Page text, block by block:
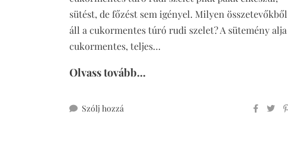
sütést, de főzést sem igényel. Milyen összetevőkből
áll a cukormentes túró rudi szelet? A sütemény alja
cukormentes, teljes…
Olvass tovább...
Szólj hozzá